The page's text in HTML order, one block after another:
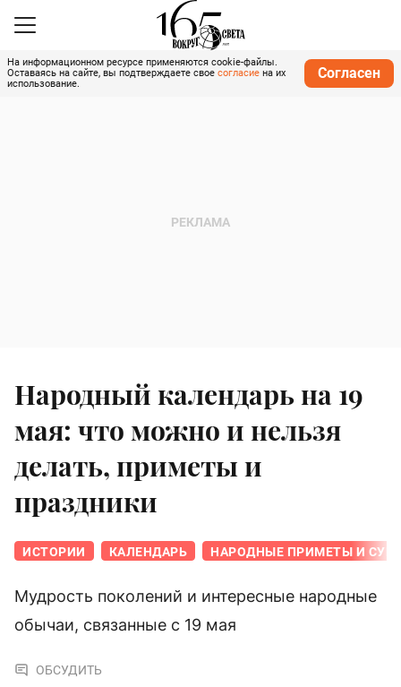
На информационном ресурсе применяются cookie-файлы.
Оставаясь на сайте, вы подтверждаете свое согласие на их
использование.
Согласен
Народный календарь на 19
мая: что можно и нельзя
делать, приметы и
праздники
ИСТОРИИ КАЛЕНДАРЬ НАРОДНЫЕ ПРИМЕТЫ И
Мудрость поколений и интересные народные
обычаи, связанные с 19 мая
ОБСУДИТЬ